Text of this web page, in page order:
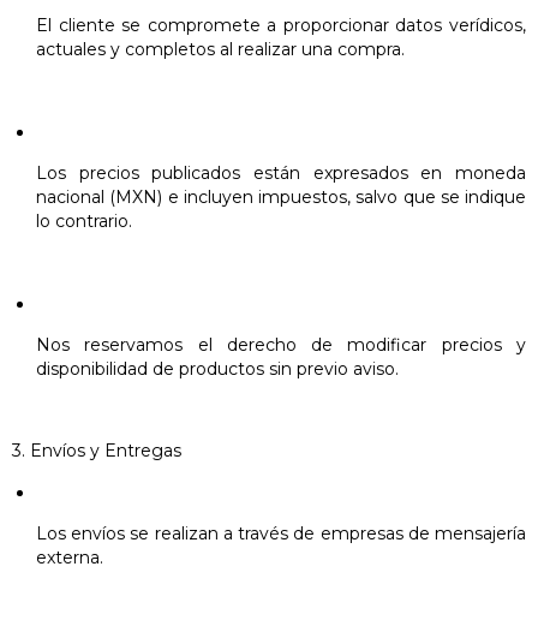
El cliente se compromete a proporcionar datos verídicos,
actuales y completos al realizar una compra.
Los precios publicados están expresados en moneda
nacional (MXN) e incluyen impuestos, salvo que se indique
lo contrario.
Nos reservamos el derecho de modificar precios y
disponibilidad de productos sin previo aviso.
3. Envíos y Entregas
Los envíos se realizan a través de empresas de mensajería
externa.